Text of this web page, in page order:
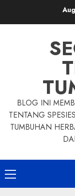
BLOG INI
TENTANG
TUMBUHAN
Primary
Menu